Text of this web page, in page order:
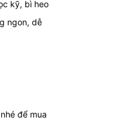
kỹ, bì heo
ngon, dễ
để mua